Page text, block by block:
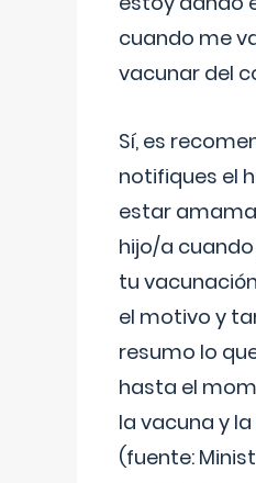
cuando me
vacunar del
Sí, es
notifiques el
estar
hijo/a
tu
el motivo y
resumo lo
hasta el
la vacuna y
(fuente: